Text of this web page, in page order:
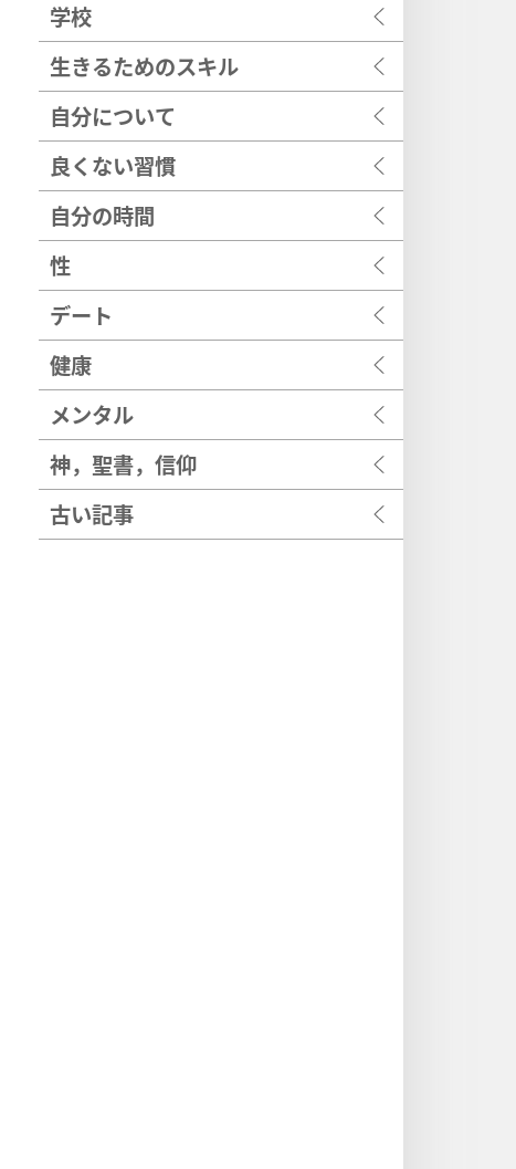
学校
生きるためのスキル
自分について
良くない習慣
自分の時間
性
デート
健康
メンタル
神，聖書，信仰
古い記事